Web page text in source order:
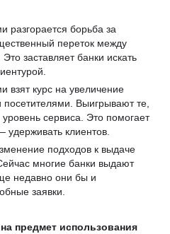
борьба за
переток между
заставляет банки искать
взят курс на увеличение
Выигрывают те,
сервиса. Это помогает
удерживать клиентов.
подходов к выдаче
многие банки выдают
недавно они бы и
заявки.
предмет использования